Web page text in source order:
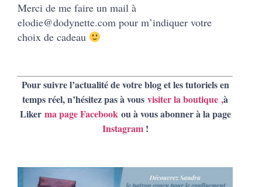
Merci de me faire un mail à
elodie@dodynette.com pour m’indiquer votre
choix de cadeau
Pour suivre l’actualité de votre blog et les tutoriels en
temps réel, n’hésitez pas à vous visiter la boutique ,à
Liker ma page Facebook ou à vous abonner à la page
Instagram!